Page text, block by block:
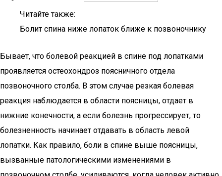
Читайте также:
Болит спина ниже лопаток ближе к позвоночнику
Бывает, что болевой реакцией в спине под лопатками
проявляется остеохондроз поясничного отдела
позвоночного столба. В этом случае резкая болевая
реакция наблюдается в области поясницы, отдает в
нижние конечности, а если болезнь прогрессирует, то
болезненность начинает отдавать в область левой
лопатки. Как правило, боли в спине выше поясницы,
вызванные патологическими изменениями в